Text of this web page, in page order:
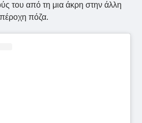
του από τη μια άκρη στην άλλη
πόζα.